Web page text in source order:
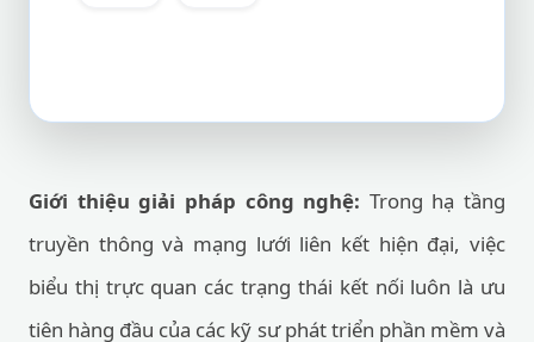
Giới thiệu giải pháp công nghệ: Trong hạ tầng
truyền thông và mạng lưới liên kết hiện đại, việc
biểu thị trực quan các trạng thái kết nối luôn là ưu
tiên hàng đầu của các kỹ sư phát triển phần mềm và